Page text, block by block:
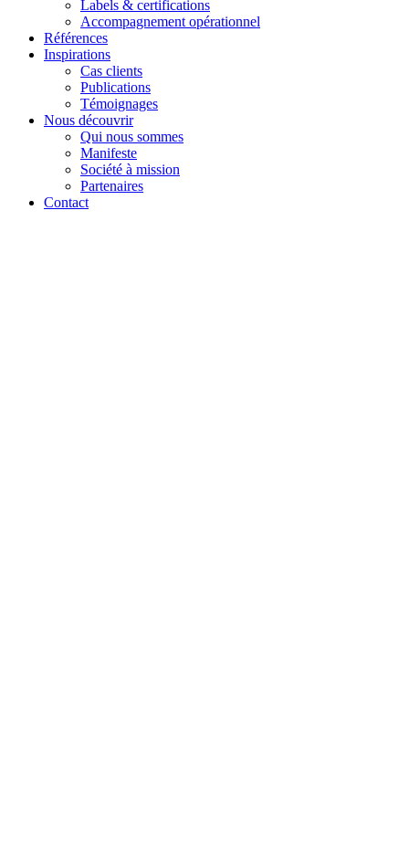
Labels & certifications
Accompagnement opérationnel
Références
Inspirations
Cas clients
Publications
Témoignages
Nous découvrir
Qui nous sommes
Manifeste
Société à mission
Partenaires
Contact